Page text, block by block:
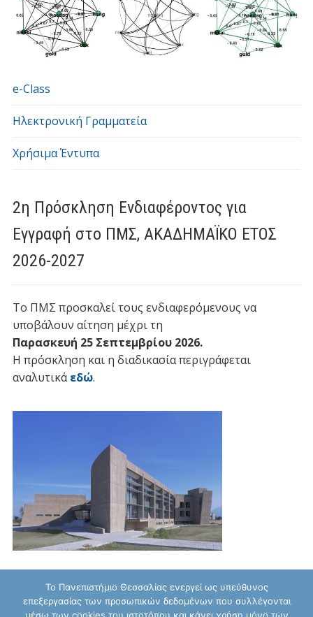
e-Class
Ηλεκτρονική Γραμματεία
Χρήσιμα Έντυπα
2η Πρόσκληση Ενδιαφέροντος για
Εγγραφή στο ΠΜΣ, ΑΚΑΔΗΜΑΪΚΟ ΕΤΟΣ
2026-2027
Το ΠΜΣ προσκαλεί τους ενδιαφερόμενους να
υποβάλουν αίτηση μέχρι τη
Παρασκευή 25 Σεπτεμβρίου 2026.
Η πρόσκληση και η διαδικασία περιγράφεται
αναλυτικάεδώ.
Το Πανεπιστήμιο Θεσσαλίας ενεργεί ως υπεύθυνος
επεξεργασίας των προσωπικών δεδομένων που συλλέγονται